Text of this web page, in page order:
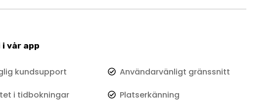
vår app
kundsupport
i tidbokningar
Användarvänligt gränssnitt
Platserkänning